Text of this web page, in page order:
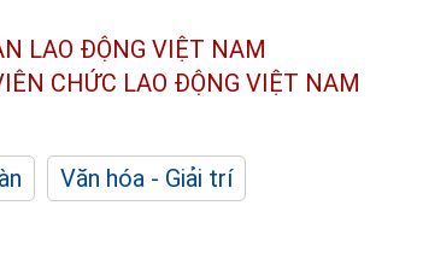
LAO ĐỘNG VIỆT NAM
CHỨC LAO ĐỘNG VIỆT NAM
Văn hóa - Giải trí